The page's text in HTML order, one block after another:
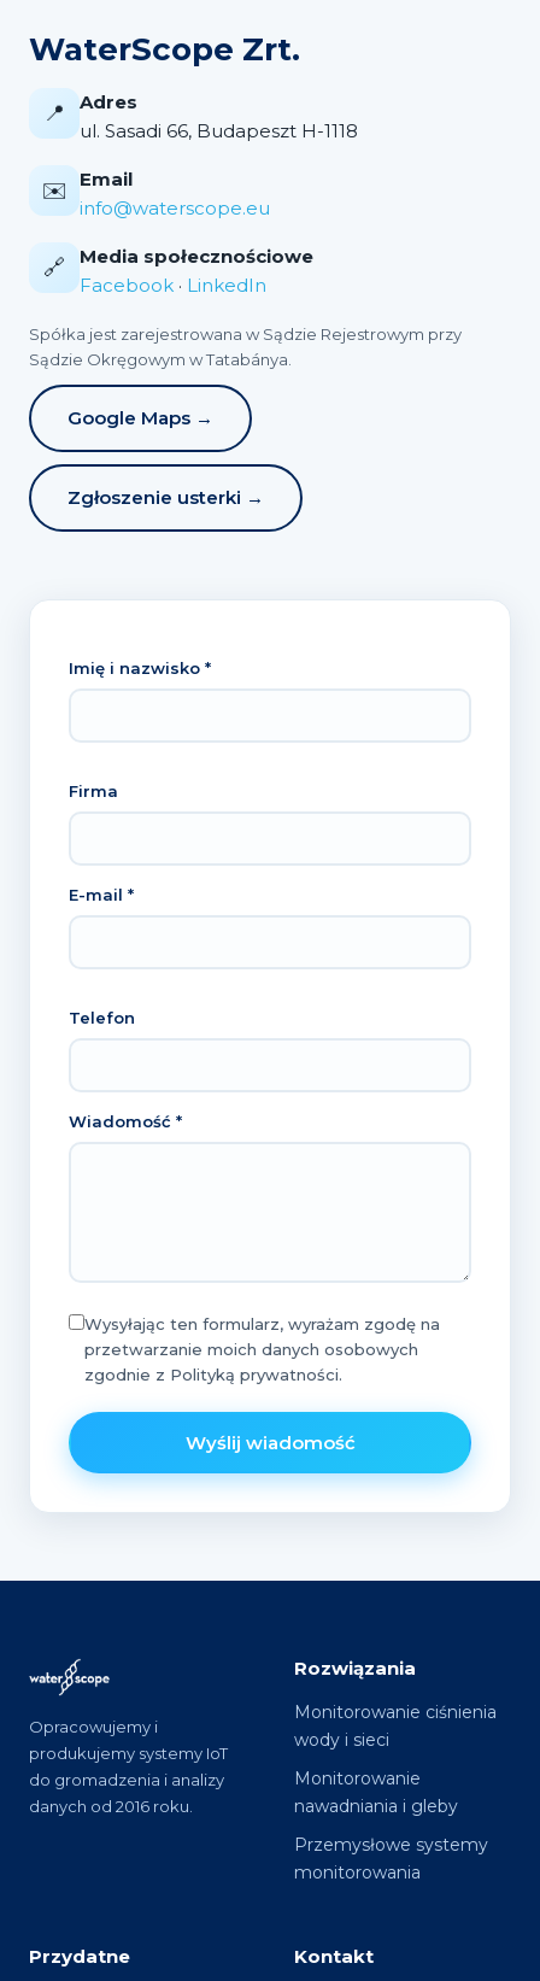
WaterScope Zrt.
📍
Adres
ul. Sasadi 66, Budapeszt H-1118
✉️
Email
info@waterscope.eu
🔗
Media społecznościowe
Facebook · LinkedIn
Spółka jest zarejestrowana w Sądzie Rejestrowym przy
Sądzie Okręgowym w Tatabánya.
Google Maps →
Zgłoszenie usterki →
Imię i nazwisko *
Firma
E-mail *
Telefon
Wiadomość *
Wysyłając ten formularz, wyrażam zgodę na
przetwarzanie moich danych osobowych
zgodnie z Polityką prywatności.
Wyślij wiadomość
Opracowujemy i
produkujemy systemy IoT
do gromadzenia i analizy
danych od 2016 roku.
Rozwiązania
Monitorowanie ciśnienia
wody i sieci
Monitorowanie
nawadniania i gleby
Przemysłowe systemy
monitorowania
Przydatne Kontakt